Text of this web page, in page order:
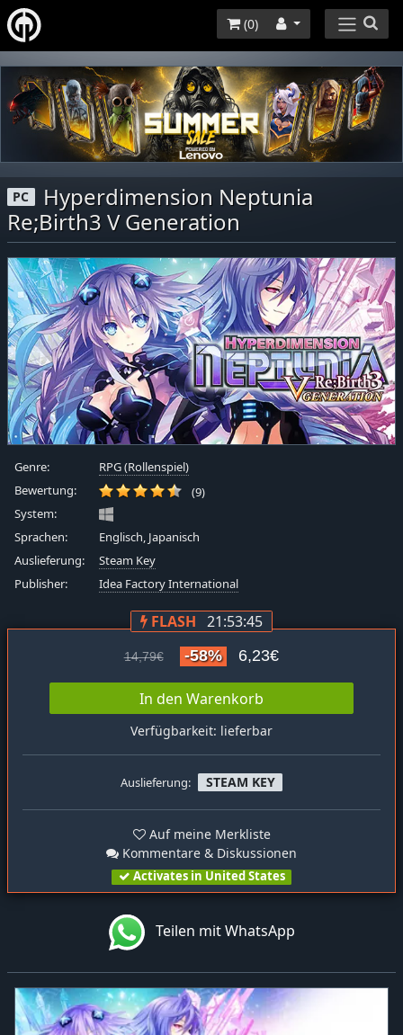
(0)
PC
Hyperdimension Neptunia
Re;Birth3 V Generation
Genre:
RPG (Rollenspiel)
Bewertung:
(9)
System:
Sprachen:
Englisch, Japanisch
Auslieferung:
Steam Key
Publisher:
Idea Factory International
FLASH 21:53:44
14,79€ -58% 6,23€
In den Warenkorb
Verfügbarkeit: lieferbar
Auslieferung: STEAM KEY
Auf meine Merkliste
Kommentare & Diskussionen
Activates in United States
Teilen mit WhatsApp